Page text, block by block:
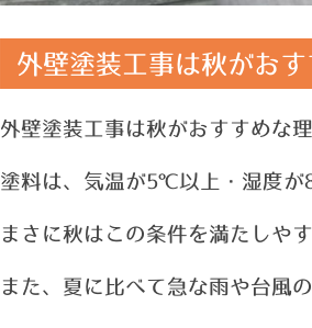
外壁塗装工事は秋がお
外壁塗装工事は秋がおすすめな
塗料は、 気温が5℃以上・湿度が
まさに秋はこの条件を満たしや
また、夏に比べて急な雨や台風